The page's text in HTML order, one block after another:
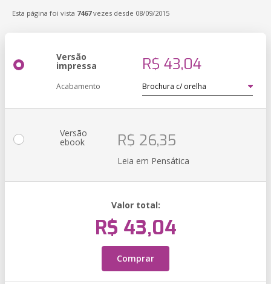
Esta página foi vista 7467vezes desde 08/09/2015
Versão
impressa R$ 43,04
Acabamento
Versão
ebook R$ 26,35
Leia em Pensática
Valor total:
R$ 43,04
Comprar